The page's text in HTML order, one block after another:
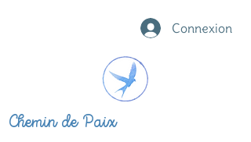
Connexion
Chemin de Paix